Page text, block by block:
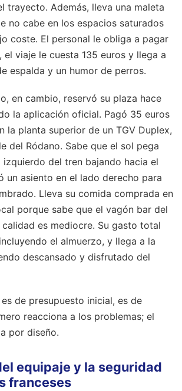
trayecto. Además, lleva una maleta
no cabe en los espacios saturados
coste. El personal le obliga a pagar
el viaje le cuesta 135 euros y llega a
espalda y un humor de perros.
en cambio, reservó su plaza hace
la aplicación oficial. Pagó 35 euros
la planta superior de un TGV Duplex,
del Ródano. Sabe que el sol pega
del tren bajando hacia el
un asiento en el lado derecho para
Lleva su comida comprada en
porque sabe que el vagón bar del
es mediocre. Su gasto total
el almuerzo, y llega a la
descansado y disfrutado del
de presupuesto inicial, es de
reacciona a los problemas; el
por diseño.
equipaje y la seguridad
franceses